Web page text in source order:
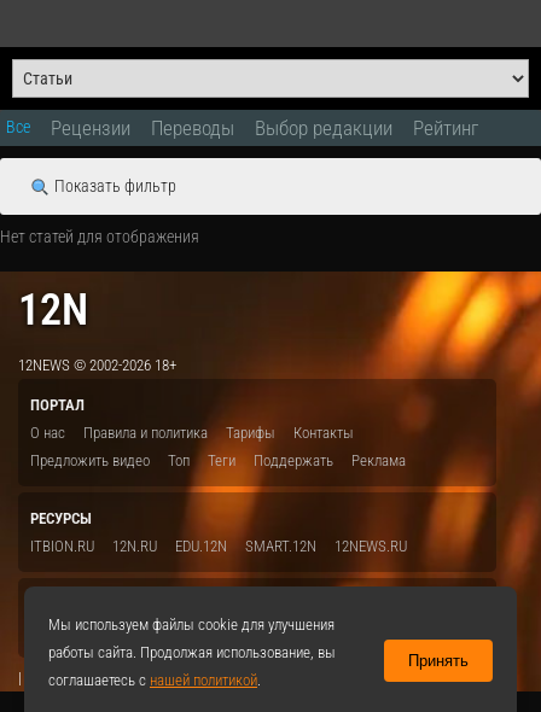
Все Рецензии Переводы Выбор редакции Рейтинг
Показать фильтр
Нет статей для отображения
12N
12NEWS © 2002-2026 18+
ПОРТАЛ
О нас
Правила и политика Тарифы
Контакты
Предложить видео
Топ Теги Поддержать Реклама
РЕСУРСЫ
ITBION.RU
12N.RU EDU.12N SMART.12N 12NEWS.RU
VKontakte
|
Мы используем файлы cookie для улучшения
работы сайта. Продолжая использование, вы
соглашаетесь с нашей политикой.
Принять